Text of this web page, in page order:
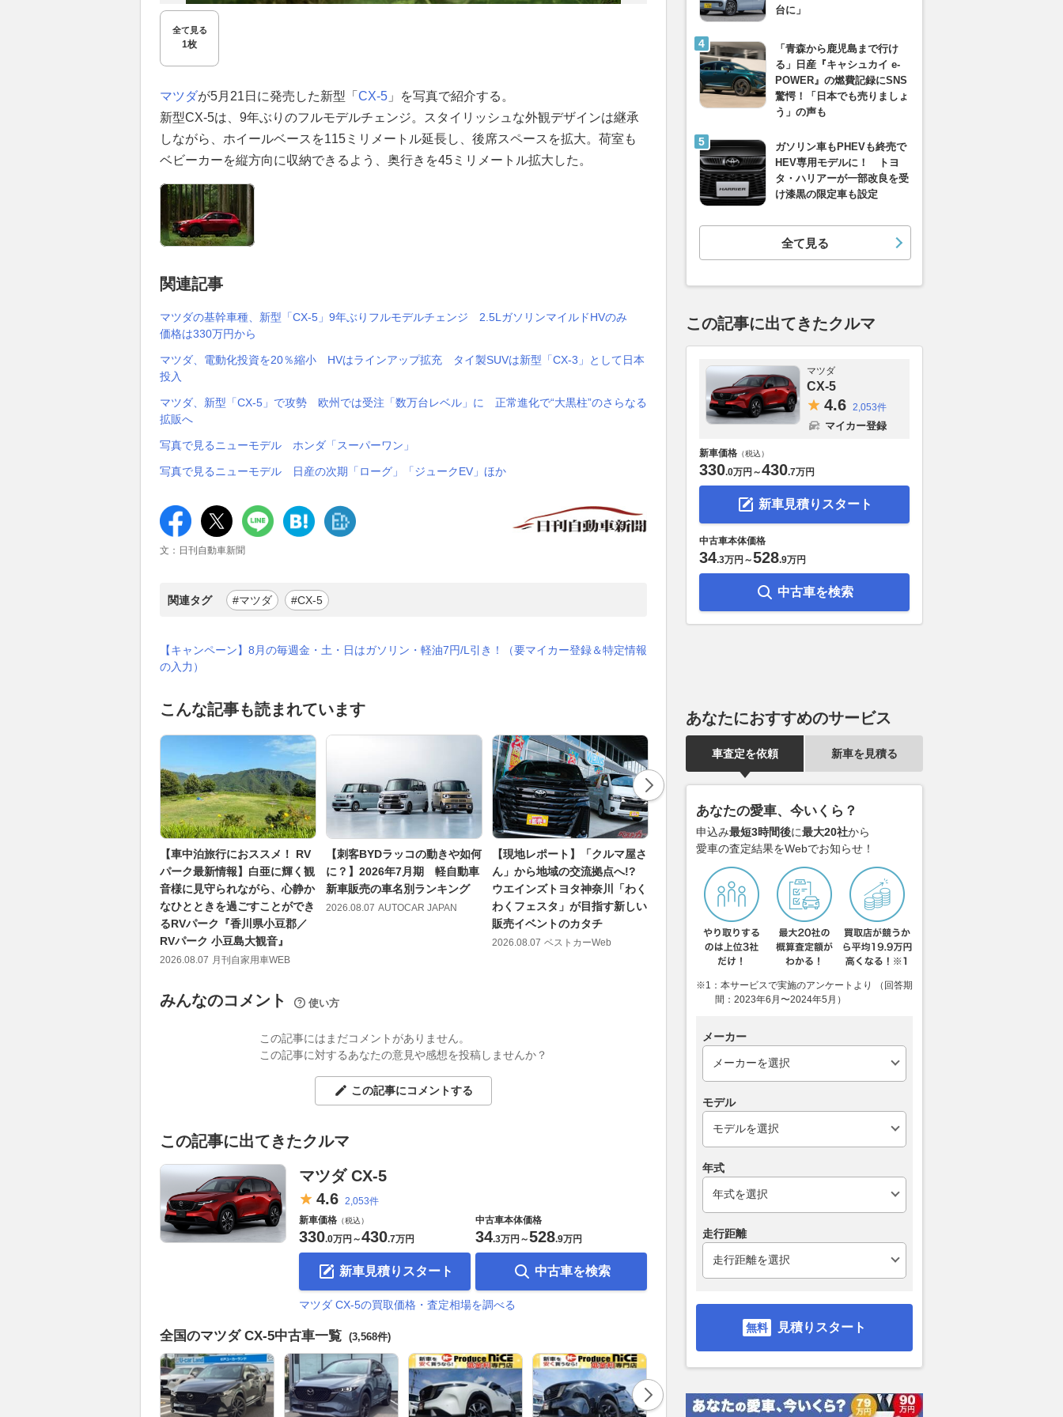
全て見る
1枚
マツダが5月21日に発売した新型「 CX-5 」を写真で紹介する。
新型CX-5は、9年ぶりのフルモデルチェンジ。スタイリッシュな外観デザインは継承
しながら、ホイールベースを115ミリメートル延長し、後席スペースを拡大。荷室も
ベビーカーを縦方向に収納できるよう、奥行きを45ミリメートル拡大した。
関連記事
マツダの基幹車種、新型「CX-5」9年ぶりフルモデルチェンジ 2.5LガソリンマイルドHVのみ
価格は330万円から
マツダ、電動化投資を20％縮小 HVはラインアップ拡充 タイ製SUVは新型「CX-3」として日本
投入
マツダ、新型「CX-5」で攻勢 欧州では受注「数万台レベル」に 正常進化で“大黒柱”のさらなる
拡販へ
写真で見るニューモデル ホンダ「スーパーワン」
写真で見るニューモデル 日産の次期「ローグ」「ジュークEV」ほか
文：日刊自動車新聞
関連タグ #マツダ #CX-5
【キャンペーン】8月の毎週金・土・日はガソリン・軽油7円/L引き！（要マイカー登録＆特定情報
の入力）
こんな記事も読まれています
【車中泊旅行におススメ！ RV
パーク最新情報】白亜に輝く観
音様に見守られながら、心静か
なひとときを過ごすことができ
るRVパーク『香川県小豆郡／
RVパーク 小豆島大観音』
2026.08.07 月刊自家用車WEB
【刺客BYDラッコの動きや如何
に？】2026年7月期 軽自動車
新車販売の車名別ランキング
2026.08.07 AUTOCAR JAPAN
【現地レポート】「クルマ屋さ
ん」から地域の交流拠点へ!?
ウエインズトヨタ神奈川「わく
わくフェスタ」が目指す新しい
販売イベントのカタチ
2026.08.07 ベストカーWeb
15.6インチ1画面か12.8インチ2
画面か!? 新型エルグランドの
後席モニターはどちらを選ぶ？
2026.08.07 ベストカーWeb
迫る自爆ドローンを急旋回で回
避！ ウクライナで激化する
「無人機vs無人機」ロボット同
士の戦いを軍が動画で公開
2026.08.07 乗りものニュース
みんなのコメント 使い方
この記事にはまだコメントがありません。
この記事に対するあなたの意見や感想を投稿しませんか？
この記事にコメントする
この記事に出てきたクルマ
マツダ CX-5
4.6 2,053件
新車価格 （税込）
330.0万円 ～430.7万円
新車見積りスタート
中古車本体価格
34.3万円 ～528.9万円
中古車を検索
マツダ CX-5の買取価格・査定相場を調べる
全国のマツダ CX-5中古車一覧 (3,568件)
台に」
「青森から鹿児島まで行け
る」日産『キャシュカイ e-
POWER』の燃費記録にSNS
驚愕！「日本でも売りましょ
う」の声も
ガソリン車もPHEVも終売で
HEV専用モデルに！ トヨ
タ・ハリアーが一部改良を受
け漆黒の限定車も設定
全て見る
この記事に出てきたクルマ
マツダ
CX-5
4.6 2,053件
マイカー登録
新車価格 （税込）
330.0万円 ～430.7万円
新車見積りスタート
中古車本体価格
34.3万円 ～528.9万円
中古車を検索
あなたにおすすめのサービス
車査定を依頼 新車を見積る
あなたの愛車、今いくら？
申込み最短3時間後に最大20社から
愛車の査定結果をWebでお知らせ！
※1：本サービスで実施のアンケートより （回答期
間：2023年6月〜2024年5月）
メーカー
モデル
年式
走行距離
見積りスタート